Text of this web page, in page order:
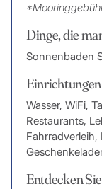
Dinge, die
Sonnenbaden
Einrichtungen
Wasser, WiFi,
Restaurants,
Fahrradverleih,
Entdecken